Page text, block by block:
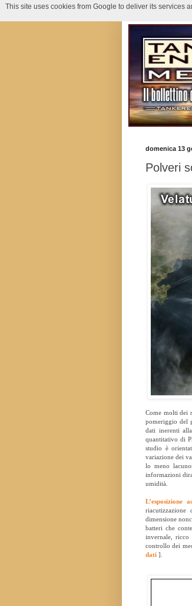
domenica 13
Polveri
Come molti dei
pomeriggio del
dati inerenti
quantitativo di
studio è
variazione dei
lo meno
informazioni
umidità.
L’esposizione
dimensione
batteri che
invernale,
controllo dei
dati ].
This site uses cookies from Google to deliver its services